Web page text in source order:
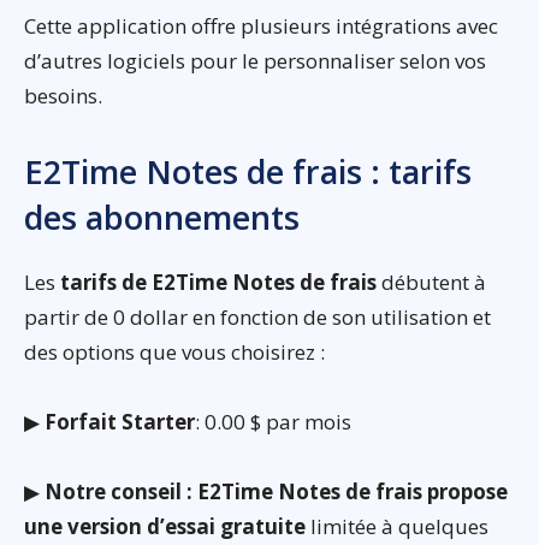
Cette application offre plusieurs intégrations avec
d’autres logiciels pour le personnaliser selon vos
besoins.
E2Time Notes de frais : tarifs
des abonnements
Les tarifs de E2Time Notes de fraisdébutent à
partir de 0 dollar en fonction de son utilisation et
des options que vous choisirez :
▶ Forfait Starter: 0.00 $ par mois
▶ Notre conseil : E2Time Notes de frais propose
une version d’essai gratuite limitée à quelques